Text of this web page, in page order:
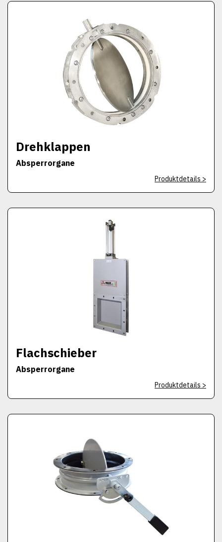
Drehklappen
Absperrorgane
Produktdetails >
Flachschieber
Absperrorgane
Produktdetails >